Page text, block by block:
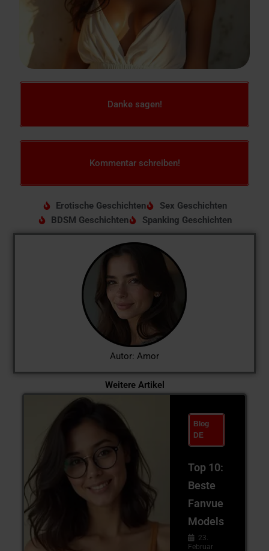
Danke sagen!
Kommentar schreiben!
Erotische Geschichten
Sex Geschichten
BDSM Geschichten
Spanking Geschichten
Autor: Amor
Weitere Artikel
Blog
DE
Top 10:
Beste
Fanvue
Models
23.
Februar